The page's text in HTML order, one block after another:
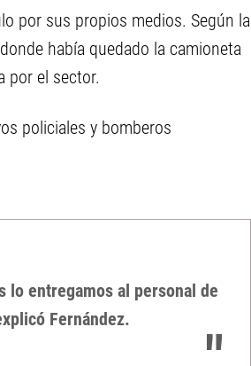
por sus propios medios. Según la
había quedado la camioneta
por el sector.
policiales y bomberos
lo entregamos al personal de
Fernández.